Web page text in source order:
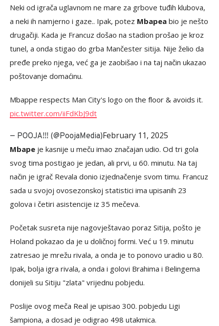
Neki od igrača uglavnom ne mare za grbove tuđih klubova,
a neki ih namjerno i gaze.. Ipak, potez Mbapea bio je nešto
drugačiji. Kada je Francuz došao na stadion prošao je kroz
tunel, a onda stigao do grba Mančester sitija. Nije želio da
pređe preko njega, već ga je zaobišao i na taj način ukazao
poštovanje domaćinu.
Mbappe respects Man City's logo on the floor & avoids it.
pic.twitter.com/iiFdKbJ9dt
— POOJA!!! (@PoojaMedia)February 11, 2025
Mbape je kasnije u meču imao značajan udio. Od tri gola
svog tima postigao je jedan, ali prvi, u 60. minutu. Na taj
način je igrač Revala donio izjednačenje svom timu. Francuz
sada u svojoj ovosezonskoj statistici ima upisanih 23
golova i četiri asistencije iz 35 mečeva.
Početak susreta nije nagovještavao poraz Sitija, pošto je
Holand pokazao da je u doličnoj formi. Već u 19. minutu
zatresao je mrežu rivala, a onda je to ponovo uradio u 80.
Ipak, bolja igra rivala, a onda i golovi Brahima i Belingema
donijeli su Sitiju "zlata" vrijednu pobjedu.
Poslije ovog meča Real je upisao 300. pobjedu Ligi
šampiona, a dosad je odigrao 498 utakmica.